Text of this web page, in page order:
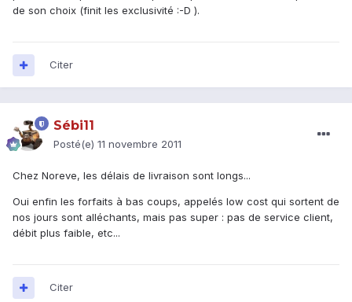
de son choix (finit les exclusivité :-D ).
Citer
Sébi11
Posté(e) 11 novembre 2011
Chez Noreve, les délais de livraison sont longs...
Oui enfin les forfaits à bas coups, appelés low cost qui sortent de
nos jours sont alléchants, mais pas super : pas de service client,
débit plus faible, etc...
Citer